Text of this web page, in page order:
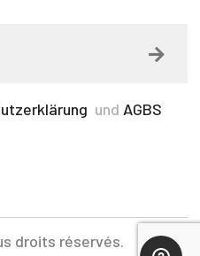
und AGBS
droits réservés.